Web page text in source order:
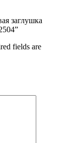
заглушка
fields are